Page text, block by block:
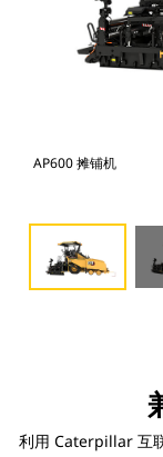
AP600 摊铺机
利用 Caterpillar 互